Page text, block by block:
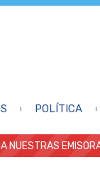
POLÍTICA
NUESTRAS